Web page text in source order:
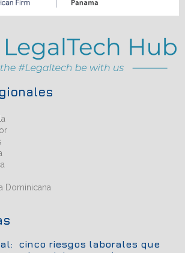
Dominicana
cinco riesgos laborales que